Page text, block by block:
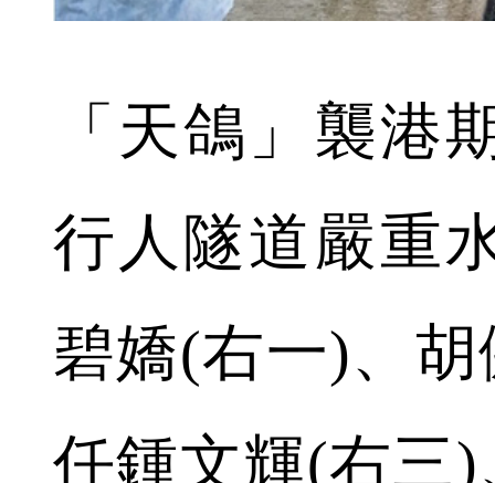
「天鴿」襲港
行人隧道嚴重
碧嬌(右一)、
任鍾文輝(右三